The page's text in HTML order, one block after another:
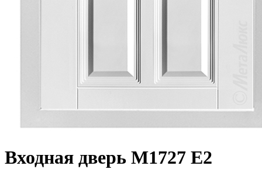
Входная дверь М1727 Е2